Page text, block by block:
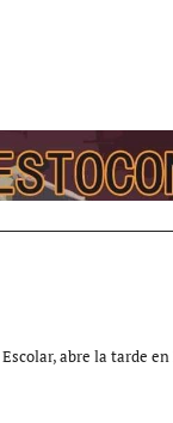
Escolar, abre la tarde